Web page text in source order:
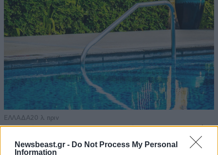
Newsbeast.gr - Do Not Process My Personal
Information
Απαντήστε 0
Giangam 09·05·2022 16:01
Α ρε Δημήτρη. Τι ωραίες εποχές στη Βούτα! Ήθελες
να μου κάνεις μαγκιες... Εσύ με το Ford, και εγώ με το
FZR 1000. Έφαγες λίγο καπνιλα από το λάστιχο...
Πλέον είμαι 55 και το μηχανάκι μου είναι Scooter 😂.
Ελπίζω να 'σαι πάντα καλά και ζωηρός!!!
Απαντήστε 0
ΕΛΛΑΔΑ20 λ. πριν
Ιδιοκτήτης beach bar στην Πάρο για τον γονέα
του παιδιού που πνίγηκε: Είχε ξαναέρθει πριν